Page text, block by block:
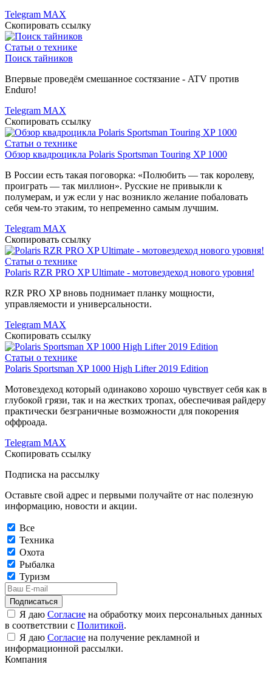
Telegram MAX
Скопировать ссылку
Статьи о технике
Поиск тайников
Впервые проведём смешанное состязание - ATV против
Enduro!
Telegram MAX
Скопировать ссылку
Статьи о технике
Обзор квадроцикла Polaris Sportsman Touring XP 1000
В России есть такая поговорка: «Полюбить — так королеву,
проиграть — так миллион». Русские не привыкли к
полумерам, и уж если у нас возникло желание побаловать
себя чем-то этаким, то непременно самым лучшим.
Telegram MAX
Скопировать ссылку
Статьи о технике
Polaris RZR PRO XP Ultimate - мотовездеход нового уровня!
RZR PRO XP вновь поднимает планку мощности,
управляемости и универсальности.
Telegram MAX
Скопировать ссылку
Статьи о технике
Polaris Sportsman XP 1000 High Lifter 2019 Edition
Мотовездеход который одинаково хорошо чувствует себя как в
глубокой грязи, так и на жестких тропах, обеспечивая райдеру
практически безграничные возможности для покорения
оффроада.
Telegram MAX
Скопировать ссылку
Подписка на рассылку
Оставьте свой адрес и первыми получайте от нас полезную
информацию, новости и акции.
Все
Техника
Охота
Рыбалка
Туризм
Подписаться
Я даю Согласие на обработку моих персональных данных
в соответствии с Политикой.
Я даю Согласие на получение рекламной и
информационной рассылки.
Компания